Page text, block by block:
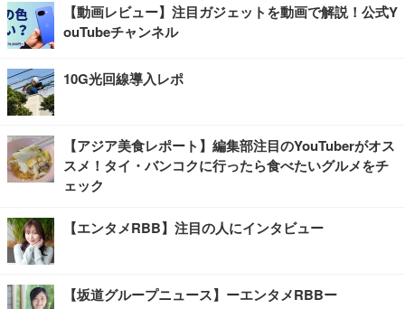
【動画レビュー】注目ガジェットを動画で解説！公式Y
ouTubeチャンネル
10G光回線導入レポ
【アジア美食レポート】編集部注目のYouTuberがオス
スメ！タイ・バンコクに行ったら食べたいグルメをチ
ェック
【エンタメRBB】注目の人にインタビュー
【坂道グループニュース】ーエンタメRBBー